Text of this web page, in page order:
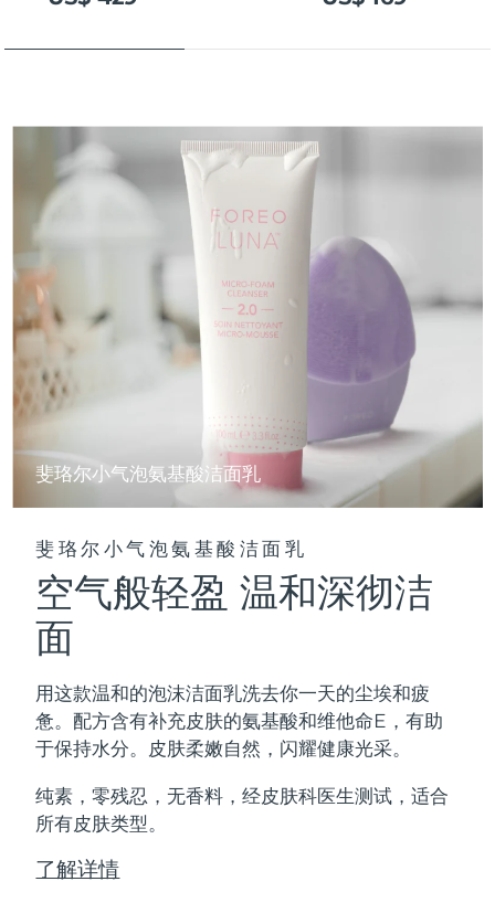
斐珞尔小气泡氨基酸洁面乳
斐珞尔小气泡氨基酸洁面乳
空气般轻盈 温和深彻洁
面
用这款温和的泡沫洁面乳洗去你一天的尘埃和疲
惫。配方含有补充皮肤的氨基酸和维他命E，有助
于保持水分。皮肤柔嫩自然，闪耀健康光采。
纯素，零残忍，无香料，经皮肤科医生测试，适合
所有皮肤类型。
了解详情